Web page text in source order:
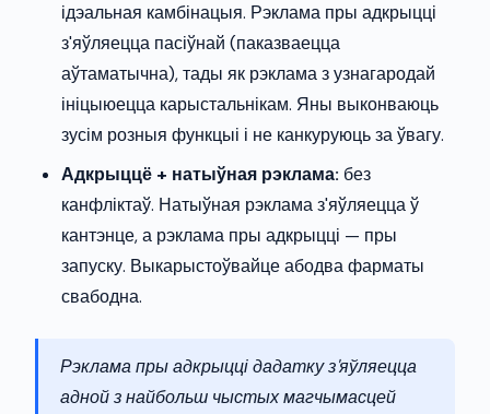
ідэальная камбінацыя. Рэклама пры адкрыцці
з'яўляецца пасіўнай (паказваецца
аўтаматычна), тады як рэклама з узнагародай
ініцыюецца карыстальнікам. Яны выконваюць
зусім розныя функцыі і не канкуруюць за ўвагу.
Адкрыццё + натыўная рэклама: без
канфліктаў. Натыўная рэклама з'яўляецца ў
кантэнце, а рэклама пры адкрыцці — пры
запуску. Выкарыстоўвайце абодва фарматы
свабодна.
Рэклама пры адкрыцці дадатку з'яўляецца
адной з найбольш чыстых магчымасцей